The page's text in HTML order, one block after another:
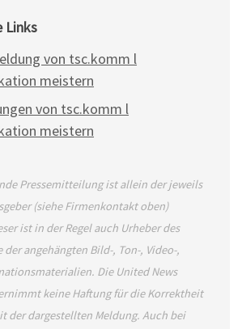
Links
von tsc.komm l
meistern
von tsc.komm l
meistern
Pressemitteilung ist allein der jeweils
(siehe Firmenkontakt oben)
ist in der Regel auch Urheber des
der angehängten Bild-, Ton-, Video-,
Die United News
keine Haftung für die Korrektheit
der dargestellten Meldung. Auch bei